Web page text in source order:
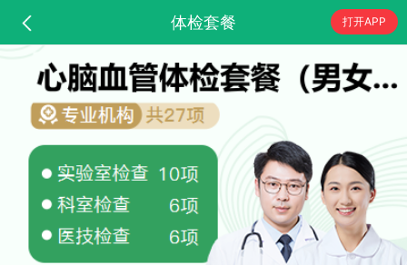
体检套餐 打开APP